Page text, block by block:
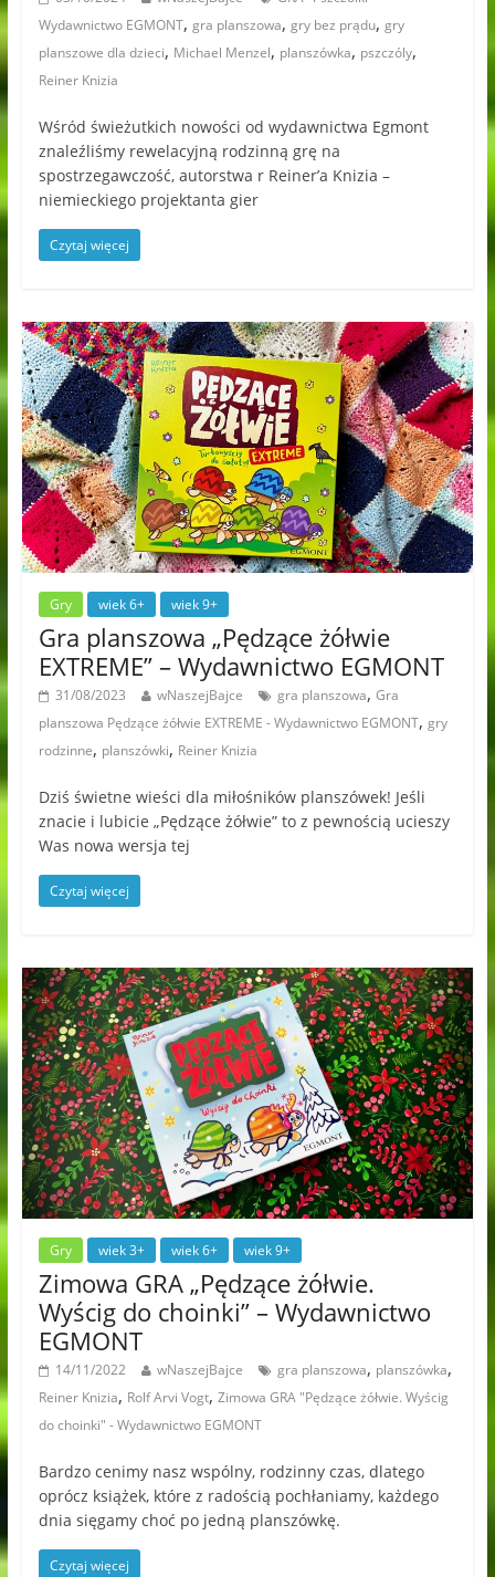
Wydawnictwo EGMONT, gra planszowa, gry bez prądu, gry
planszowe dla dzieci, Michael Menzel, planszówka, pszczóly,
Reiner Knizia
Wśród świeżutkich nowości od wydawnictwa Egmont
znaleźliśmy rewelacyjną rodzinną grę na
spostrzegawczość, autorstwa r Reiner’a Knizia –
niemieckiego projektanta gier
Czytaj więcej
Gry wiek 6+ wiek 9+
Gra planszowa „Pędzące żółwie
EXTREME” – Wydawnictwo EGMONT
31/08/2023 wNaszejBajce gra planszowa, Gra
planszowa Pędzące żółwie EXTREME - Wydawnictwo EGMONT, gry
rodzinne, planszówki, Reiner Knizia
Dziś świetne wieści dla miłośników planszówek! Jeśli
znacie i lubicie „Pędzące żółwie” to z pewnością ucieszy
Was nowa wersja tej
Czytaj więcej
Gry wiek 3+ wiek 6+ wiek 9+
Zimowa GRA „Pędzące żółwie.
Wyścig do choinki” – Wydawnictwo
EGMONT
14/11/2022 wNaszejBajce gra planszowa, planszówka,
Reiner Knizia, Rolf Arvi Vogt, Zimowa GRA "Pędzące żółwie. Wyścig
do choinki" - Wydawnictwo EGMONT
Bardzo cenimy nasz wspólny, rodzinny czas, dlatego
oprócz książek, które z radością pochłaniamy, każdego
dnia sięgamy choć po jedną planszówkę.
Czytaj więcej